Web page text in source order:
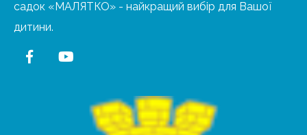
садок «МАЛЯТКО» - найкращий вибір для Вашої
дитини.